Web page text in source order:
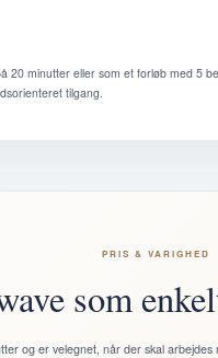
20 minutter eller som et forløb med 5
tilgang.
PRIS & VARIGHED
som
og er velegnet, når der skal